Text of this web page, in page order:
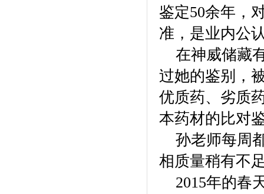
鉴定50余年，
准，是业内公
在神威储藏
过她的鉴别，
优质药、劣质
本药材的比对
孙老师每周
相质量稍有不
2015年的春